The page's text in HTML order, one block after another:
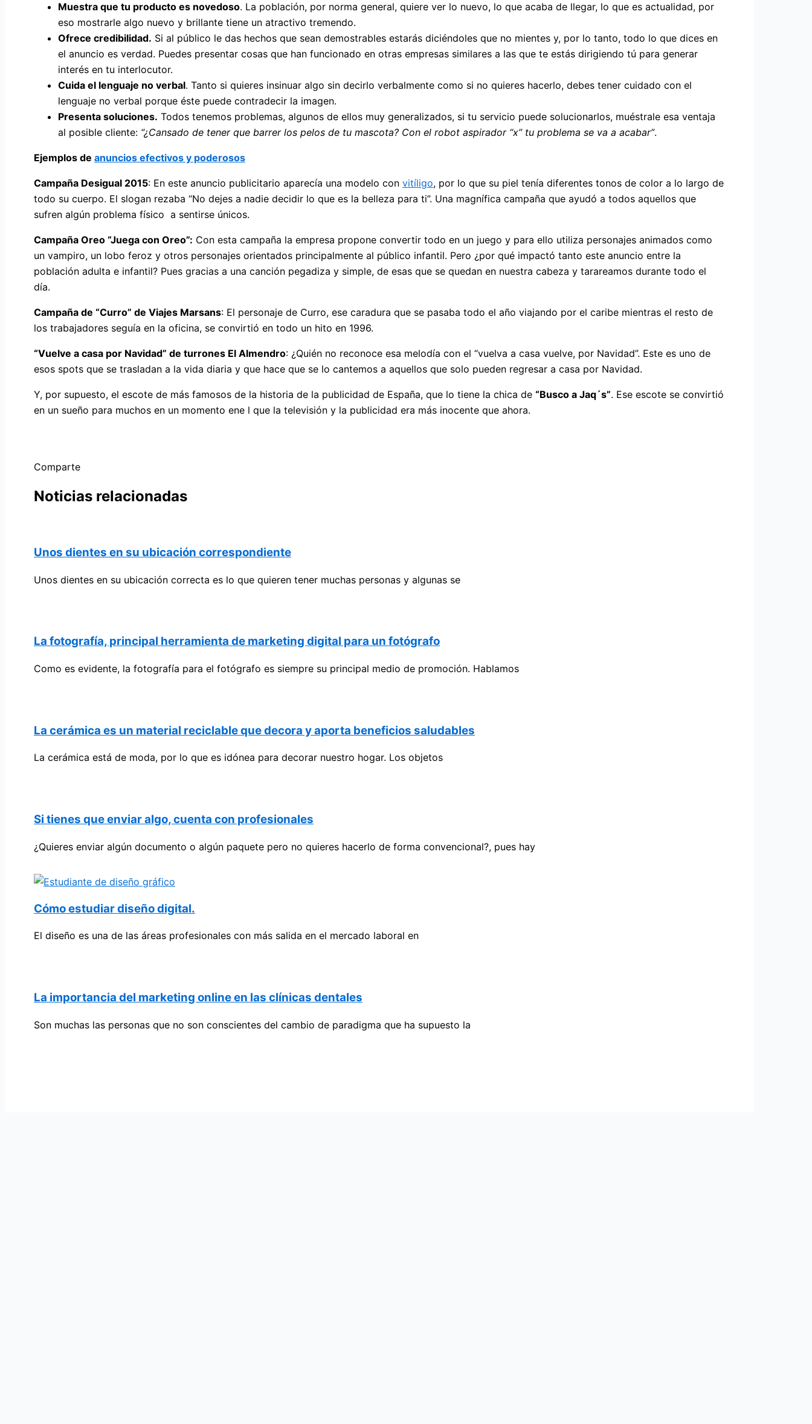
Muestra que tu producto es novedoso. La población, por norma general, quiere ver lo nuevo, lo que acaba de llegar, lo que es actualidad, por
eso mostrarle algo nuevo y brillante tiene un atractivo tremendo.
Ofrece credibilidad. Si al público le das hechos que sean demostrables estarás diciéndoles que no mientes y, por lo tanto, todo lo que dices en
el anuncio es verdad. Puedes presentar cosas que han funcionado en otras empresas similares a las que te estás dirigiendo tú para generar
interés en tu interlocutor.
Cuida el lenguaje no verbal. Tanto si quieres insinuar algo sin decirlo verbalmente como si no quieres hacerlo, debes tener cuidado con el
lenguaje no verbal porque éste puede contradecir la imagen.
Presenta soluciones. Todos tenemos problemas, algunos de ellos muy generalizados, si tu servicio puede solucionarlos, muéstrale esa ventaja
al posible cliente: “¿Cansado de tener que barrer los pelos de tu mascota? Con el robot aspirador “x” tu problema se va a acabar”.
Ejemplos de anuncios efectivos y poderosos
Campaña Desigual 2015: En este anuncio publicitario aparecía una modelo con vitíligo, por lo que su piel tenía diferentes tonos de color a lo largo de
todo su cuerpo. El slogan rezaba “No dejes a nadie decidir lo que es la belleza para ti”. Una magnífica campaña que ayudó a todos aquellos que
sufren algún problema físico a sentirse únicos.
Campaña Oreo “Juega con Oreo”: Con esta campaña la empresa propone convertir todo en un juego y para ello utiliza personajes animados como
un vampiro, un lobo feroz y otros personajes orientados principalmente al público infantil. Pero ¿por qué impactó tanto este anuncio entre la
población adulta e infantil? Pues gracias a una canción pegadiza y simple, de esas que se quedan en nuestra cabeza y tarareamos durante todo el
día.
Campaña de “Curro” de Viajes Marsans: El personaje de Curro, ese caradura que se pasaba todo el año viajando por el caribe mientras el resto de
los trabajadores seguía en la oficina, se convirtió en todo un hito en 1996.
“Vuelve a casa por Navidad” de turrones El Almendro: ¿Quién no reconoce esa melodía con el “vuelva a casa vuelve, por Navidad”. Este es uno de
esos spots que se trasladan a la vida diaria y que hace que se lo cantemos a aquellos que solo pueden regresar a casa por Navidad.
Y, por supuesto, el escote de más famosos de la historia de la publicidad de España, que lo tiene la chica de “Busco a Jaq´s”. Ese escote se convirtió
en un sueño para muchos en un momento ene l que la televisión y la publicidad era más inocente que ahora.
Comparte
Noticias relacionadas
Unos dientes en su ubicación correspondiente
Unos dientes en su ubicación correcta es lo que quieren tener muchas personas y algunas se
La fotografía, principal herramienta de marketing digital para un fotógrafo
Como es evidente, la fotografía para el fotógrafo es siempre su principal medio de promoción. Hablamos
La cerámica es un material reciclable que decora y aporta beneficios saludables
La cerámica está de moda, por lo que es idónea para decorar nuestro hogar. Los objetos
Si tienes que enviar algo, cuenta con profesionales
¿Quieres enviar algún documento o algún paquete pero no quieres hacerlo de forma convencional?, pues hay
Cómo estudiar diseño digital.
El diseño es una de las áreas profesionales con más salida en el mercado laboral en
La importancia del marketing online en las clínicas dentales
Son muchas las personas que no son conscientes del cambio de paradigma que ha supuesto la